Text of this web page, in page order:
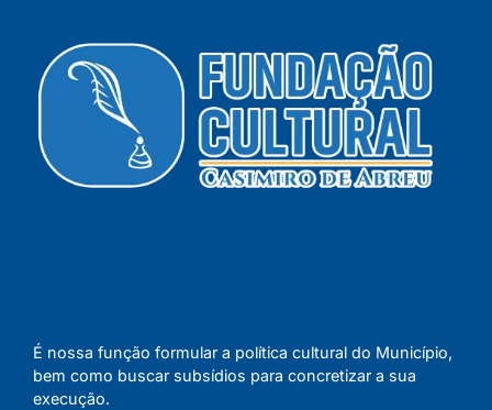
É nossa função formular a política cultural do Município,
bem como buscar subsídios para concretizar a sua
execução.